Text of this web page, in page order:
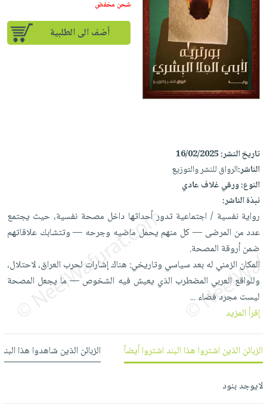
إختياراتنا
كتب
أكاديمية
صندوق
القراءة
English
iKitab
بلا
أسئلة
يتكرر
طرحها
على
Android
تحميل
iKitab
على
Apple
أسئلة
يتكرر
طرحها
تحميل
masmu3
على
على
Apple
المواضيع
الأكثر
وسائل
تعليمية
تعليمية
الصحة
والعناية
الشخصية
جديد
العناية
الشخصية
العناية
وتصفيف
الشعر
العناية
بالجسم
العناية
بالأسنان
الحمية
والسفرة
جديد
الكل
أواني
الطهي
أدوات
الخبز
أدوات
المائدة
الأوعية
والتخزين
أدوات
متجر
الهدايا
أقسام
الأكثر
مبيعاً
العودة
اكسسوارات
كتب
منزلية
شحن
مجاني
بنود
مختارة
اشتراكات
كل
صندوق
بحث
متقدم
شحن مخفض
أضف الى الطلبية
تاريخ النشر:16/02/2025
الناشر:الرواق للنشر والتوزيع
النوع:ورقي غلاف عادي
نبذة الناشر:
رواية نفسية / اجتماعية تدور أحداثها داخل مصحة نفسية، حيث يجتمع
عدد من المرضى — كل منهم يحمل ماضيه وجرحه — وتتشابك علاقاتهم
ضمن أروقة المصحة.
المكان الزمني له بعد سياسي وتاريخي: هناك إشارات لحرب العراق، لاحتلال،
وللواقع العربي المضطرب الذي يعيش فيه الشخوص — ما يجعل المصحة
ليست مجرد فضاء...
إقرأ المزيد
الزبائن الذين اشتروا هذا البند اشتروا أيضاً الزبائن الذين شاهدوا هذا
لايوجد بنود